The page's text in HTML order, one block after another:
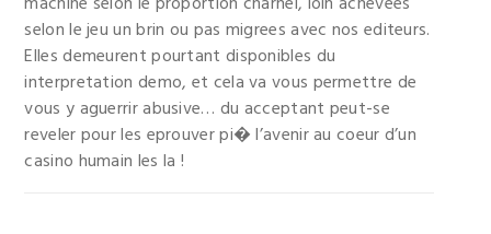
selon le jeu un brin ou pas migrees avec nos editeurs.
Elles demeurent pourtant disponibles du
interpretation demo, et cela va vous permettre de
vous y aguerrir abusive… du acceptant peut-se
reveler pour les eprouver pi� l’avenir au coeur d’un
casino humain les la !